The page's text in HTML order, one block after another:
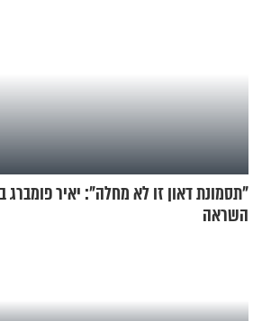
"תסמונת דאון זו לא מחלה": יאיר פומברג
השראה